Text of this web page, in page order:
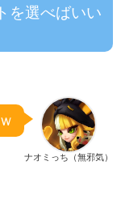
を選べばいい
ナオミっち（無邪気）